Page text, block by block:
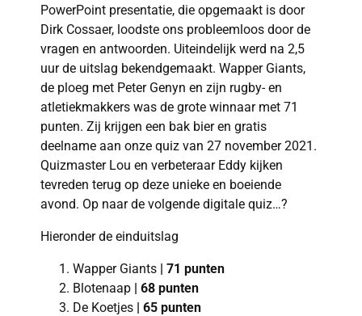
PowerPoint presentatie, die opgemaakt is door
Dirk Cossaer, loodste ons probleemloos door de
vragen en antwoorden. Uiteindelijk werd na 2,5
uur de uitslag bekendgemaakt. Wapper Giants,
de ploeg met Peter Genyn en zijn rugby- en
atletiekmakkers was de grote winnaar met 71
punten. Zij krijgen een bak bier en gratis
deelname aan onze quiz van 27 november 2021.
Quizmaster Lou en verbeteraar Eddy kijken
tevreden terug op deze unieke en boeiende
avond. Op naar de volgende digitale quiz…?
Hieronder de einduitslag
Wapper Giants | 71 punten
Blotenaap | 68 punten
De Koetjes | 65 punten